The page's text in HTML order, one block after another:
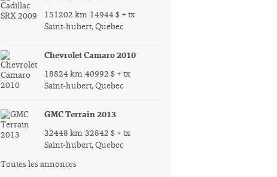
151202 km 14944 $ + tx
Saint-hubert, Quebec
Chevrolet Camaro 2010
18824 km 40992 $ + tx
Saint-hubert, Quebec
GMC Terrain 2013
32448 km 32842 $ + tx
Saint-hubert, Quebec
Toutes les annonces